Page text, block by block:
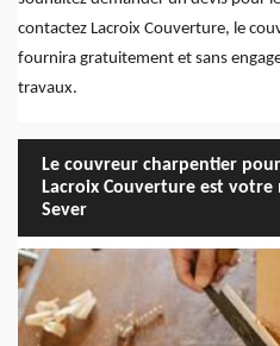
contactez Lacroix Couverture, le
fournira gratuitement et sans
travaux.
Le couvreur charpentier
Lacroix Couverture est
Sever